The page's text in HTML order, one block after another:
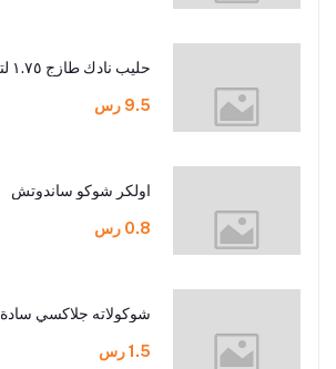
حليب نادك طازج ١.٧٥ لتر
9.5 رس
اولكر شوكو ساندوتش
0.8 رس
شوكولاته جلاكسي سادة ٣٦جم
1.5 رس